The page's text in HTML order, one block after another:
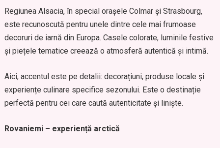
Regiunea Alsacia, în special orașele Colmar și Strasbourg,
este recunoscută pentru unele dintre cele mai frumoase
decoruri de iarnă din Europa. Casele colorate, luminile festive
și piețele tematice creează o atmosferă autentică și intimă.
Aici, accentul este pe detalii: decorațiuni, produse locale și
experiențe culinare specifice sezonului. Este o destinație
perfectă pentru cei care caută autenticitate și liniște.
Rovaniemi – experiență arctică